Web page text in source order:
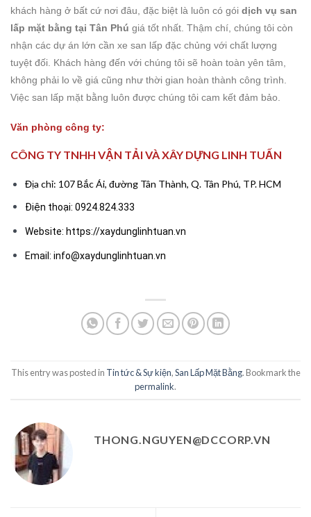
khách hàng ở bất cứ nơi đâu, đặc biệt là luôn có gói dịch vụ san
lấp mặt bằng tại Tân Phú giá tốt nhất. Thậm chí, chúng tôi còn
nhận các dự án lớn cần xe san lấp đặc chủng với chất lượng
tuyệt đối. Khách hàng đến với chúng tôi sẽ hoàn toàn yên tâm,
không phải lo về giá cũng như thời gian hoàn thành công trình.
Việc san lấp mặt bằng luôn được chúng tôi cam kết đảm bảo.
Văn phòng công ty:
CÔNG TY TNHH VẬN TẢI VÀ XÂY DỰNG LINH TUẤN
Địa chỉ: 107 Bắc Ái, đường Tân Thành, Q. Tân Phú, TP. HCM
Điện thoại: 0924.824.333
Website: https://xaydunglinhtuan.vn
Email: info@xaydunglinhtuan.vn
This entry was posted in Tin tức & Sự kiện,San Lấp Mặt Bằng. Bookmark the
permalink.
THONG.NGUYEN@DCCORP.VN